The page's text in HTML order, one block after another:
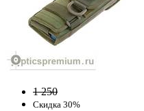
1 250
Скидка 30%